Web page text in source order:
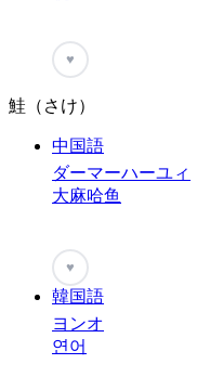
♥
鮭（さけ）
中国語
ダーマーハーユィ
大麻哈鱼
♥
韓国語
ヨンオ
연어